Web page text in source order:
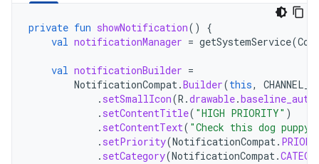
private fun showNotification()
{
val notificationManager = getSystemService(
val notificationBuilder =
NotificationCompat.Builder(this,
. setSmallIcon(R .drawable.
. setContentTitle( "HIGH PRIORITY" )
. setContentText( "Check this dog puppy
. setPriority(NotificationCompat.
. setCategory(NotificationCompat.